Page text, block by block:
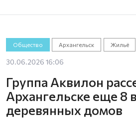
Общество Архангельск Жильё
30.06.2026 16:06
Группа Аквилон
Архангельске еще 8
деревянных домов